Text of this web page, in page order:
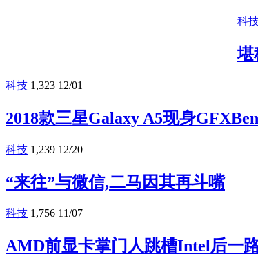
科
堪
科技 1,323 12/01
2018款三星Galaxy A5现身
科技 1,239 12/20
“来往”与微信,二马因其再斗嘴
科技 1,756 11/07
AMD前显卡掌门人跳槽Intel后一